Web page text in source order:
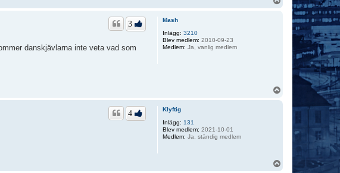
Mash
Inlägg: 3210
Blev medlem: 2010-09-23
Medlem: Ja, vanlig medlem
3
danskjävlarna inte veta vad som
Klyftig
Inlägg: 131
Blev medlem: 2021-10-01
Medlem: Ja, ständig medlem
4